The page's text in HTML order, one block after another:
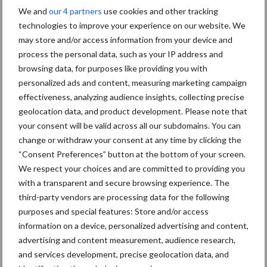
We and our 4 partners use cookies and other tracking
technologies to improve your experience on our website. We
may store and/or access information from your device and
process the personal data, such as your IP address and
browsing data, for purposes like providing you with
personalized ads and content, measuring marketing campaign
effectiveness, analyzing audience insights, collecting precise
geolocation data, and product development. Please note that
your consent will be valid across all our subdomains. You can
change or withdraw your consent at any time by clicking the
“Consent Preferences” button at the bottom of your screen.
We respect your choices and are committed to providing you
with a transparent and secure browsing experience. The
third-party vendors are processing data for the following
purposes and special features: Store and/or access
information on a device, personalized advertising and content,
advertising and content measurement, audience research,
and services development, precise geolocation data, and
In juni heeft het CBS cijfers gepubliceerd over het beteelde
areaal van de akkerbouwgewassen. Bij deze cijfers komen nu de
verwachte hectare-opbrengsten. Deze zijn door experts geraamd
op basis van de laatst beschikbare informatie. Op basis van het
het CBS de bruto-opbrengsten. De definitieve oogstcijfers van
2025, op basis van een enquête onder akkerbouwbedrijven, zijn
eind januari 2026 bekendgemaakt.
CBS
Aanbevolen voor jou! uien oogsten
“Hoge verwachtingen van
schijven voor kouters”